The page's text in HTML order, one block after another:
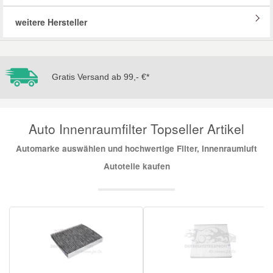
weitere Hersteller
Gratis Versand ab 99,- €*
Auto Innenraumfilter Topseller Artikel
Automarke auswählen und hochwertige Filter, Innenraumluft
Autoteile kaufen
Mazda Ersatzteile
Mitsubishi Ersatzteile
Nissan Ersatzteile
Seat Ersatzteile